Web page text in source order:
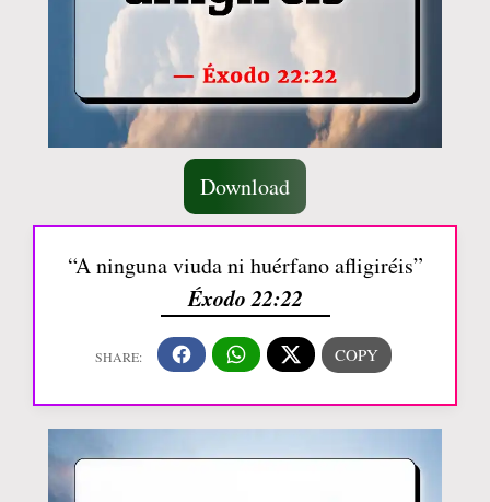
Download
“A ninguna viuda ni huérfano afligiréis”
Éxodo 22:22